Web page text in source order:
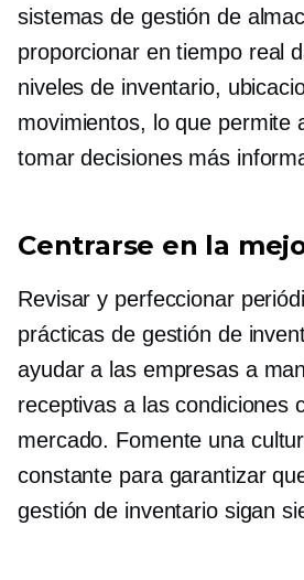
sistemas de gestión de
proporcionar en tiempo real
niveles de inventario,
movimientos, lo que permite
tomar decisiones más
Centrarse en la
Revisar y perfeccionar
prácticas de gestión de
ayudar a las empresas a
receptivas a las condiciones
mercado. Fomente una
constante para garantizar
gestión de inventario sigan